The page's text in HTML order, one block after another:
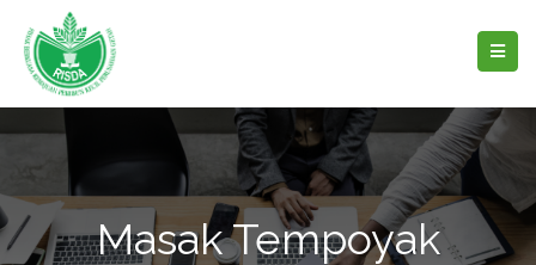
Masak Tempoyak